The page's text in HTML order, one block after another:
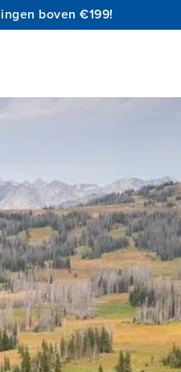
boven €199!